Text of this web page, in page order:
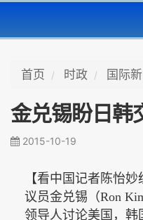
首页 时政 国际
金兑锡盼日韩
2015-10-19
【看中国记者陈怡妙
议员金兑锡（Ron
领导人讨论美国，